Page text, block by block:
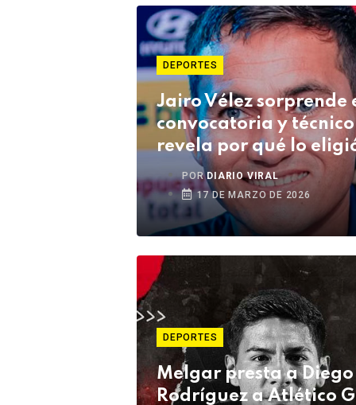
DEPORTES
Jairo Vélez sorprende
convocatoria y técnico
revela por qué lo
POR DIARIO VIRAL
17 DE MARZO DE 2026
DEPORTES
Melgar presta a Diego
Rodríguez a Atlético